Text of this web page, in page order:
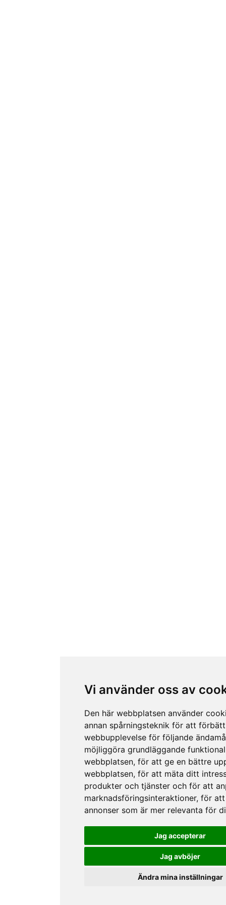
Vi använder oss av
Den här webbplatsen använder
annan spårningsteknik för att
webbupplevelse för följande
möjliggöra grundläggande
webbplatsen, för att ge en bättre
webbplatsen, för att mäta ditt
produkter och tjänster och för att
marknadsföringsinteraktioner, för att
annonser som är mer relevanta för
Jag accepterar
Jag avböjer
Ändra mina inställningar